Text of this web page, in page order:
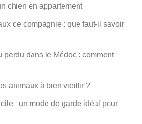
chien en appartement
de compagnie : que faut-il savoir
perdu dans le Médoc : comment
animaux à bien vieillir ?
: un mode de garde idéal pour